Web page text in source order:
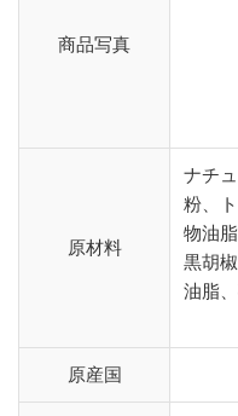
商品写真
原材料
ナチ
粉、
物油
黒胡
油脂
原産国